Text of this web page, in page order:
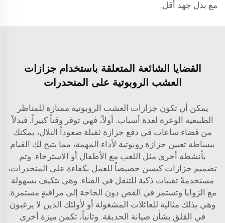
مع بذل جهد أقل.
القضايا الشائعة المتعلقة باستخدام جزازات
العشب الروبوتية على المنحدرات
يمكن أن تكون جزازات العشب الروبوتية ممتازة للمناظر
الطبيعية الوعرة لعدة أسباب. أولاً، فهي توفر وقتاً كبيراً. فبدلاً
من قضاء ساعات في دفع جزازة ثقيلة صعوداً التلال، يمكنك
ببساطة تعيين جزازة روبوتية لأداء المهمة، مما يتيح لك القيام
بأنشطة أخرى مثل اللعب مع الأطفال أو الاسترخاء. وتم
تصميم جزازات كيسن خصيصاً للعمل بكفاءة على المنحدرات،
مستخدمةً تقنيات ذكية للتنقل في الفناء. وهي تتكيف بسهولة
مع الزوايا وتستمر في القص دون الحاجة إلى مراقبةٍ مستمرة.
وهي بذلك مثالية للعائلات المشغولة أو لأولئك الذين لا يرغبون
في القلق بشأن صيانة الحديقة. وثانياً، تكمن ميزة أخرى